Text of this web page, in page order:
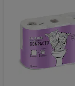
ambientadores
higiene.
las precauciones
al Servicio
562 04 20